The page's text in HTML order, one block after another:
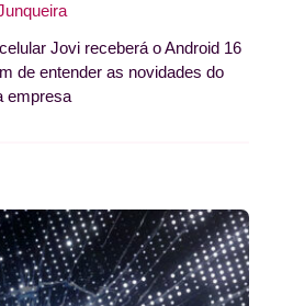
Jovi receberá o Android 16
de entender as novidades do
empresa